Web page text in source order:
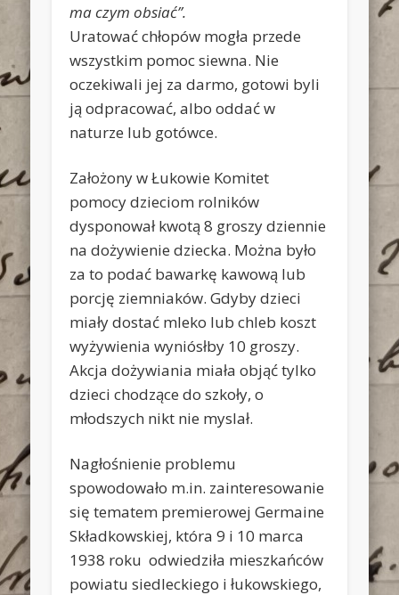
ma czym obsiać”.
Uratować chłopów mogła przede
wszystkim pomoc siewna. Nie
oczekiwali jej za darmo, gotowi byli
ją odpracować, albo oddać w
naturze lub gotówce.
Założony w Łukowie Komitet
pomocy dzieciom rolników
dysponował kwotą 8 groszy dziennie
na dożywienie dziecka. Można było
za to podać bawarkę kawową lub
porcję ziemniaków. Gdyby dzieci
miały dostać mleko lub chleb koszt
wyżywienia wyniósłby 10 groszy.
Akcja dożywiania miała objąć tylko
dzieci chodzące do szkoły, o
młodszych nikt nie myslał.
Nagłośnienie problemu
spowodowało m.in. zainteresowanie
się tematem premierowej Germaine
Składkowskiej, która 9 i 10 marca
1938 roku odwiedziła mieszkańców
powiatu siedleckiego i łukowskiego,